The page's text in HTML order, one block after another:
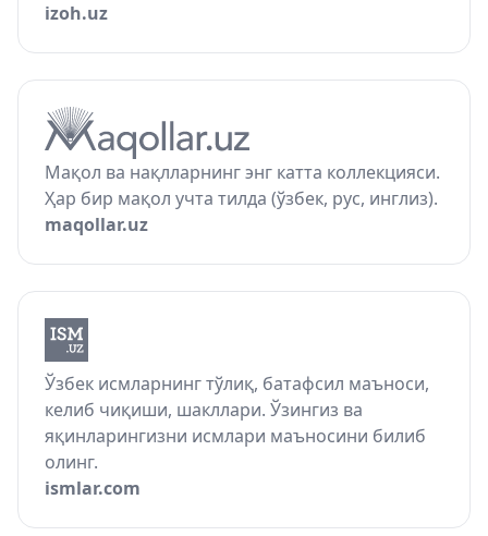
izoh.uz
Мақол ва нақлларнинг энг катта коллекцияси.
Ҳар бир мақол учта тилда (ўзбек, рус, инглиз).
maqollar.uz
Ўзбек исмларнинг тўлиқ, батафсил маъноси,
келиб чиқиши, шакллари. Ўзингиз ва
яқинларингизни исмлари маъносини билиб
олинг.
ismlar.com